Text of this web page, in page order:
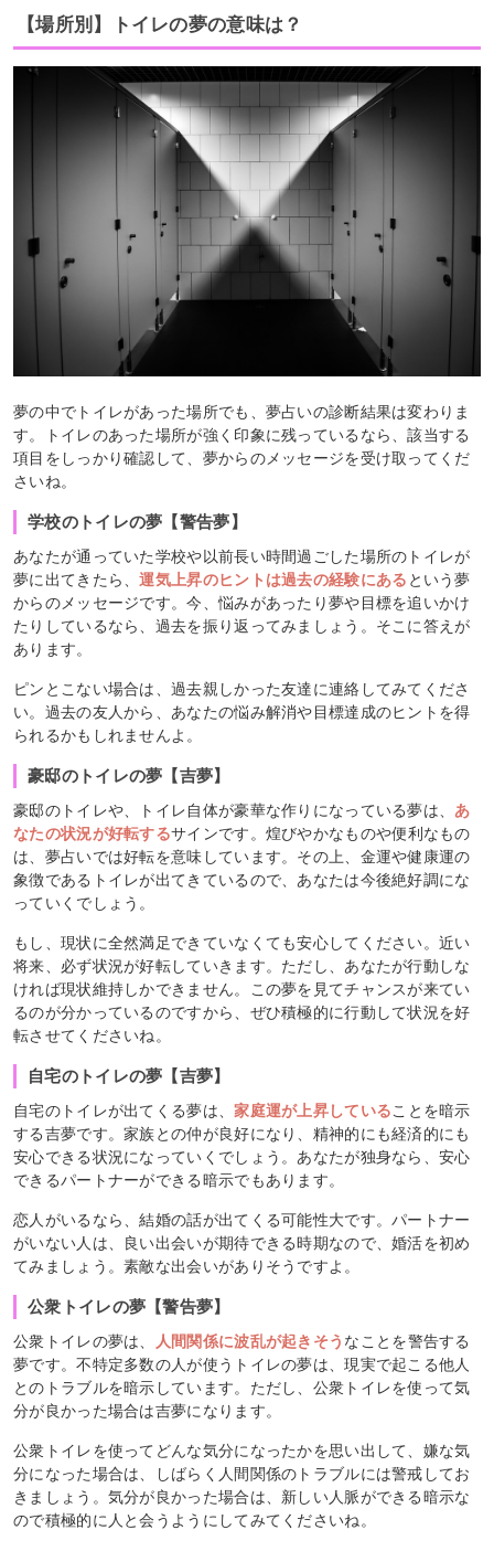
【場所別】トイレの夢の意味は？
夢の中でトイレがあった場所でも、夢占いの診断結果は変わりま
す。トイレのあった場所が強く印象に残っているなら、該当する
項目をしっかり確認して、夢からのメッセージを受け取ってくだ
さいね。
学校のトイレの夢【警告夢】
あなたが通っていた学校や以前長い時間過ごした場所のトイレが
夢に出てきたら、運気上昇のヒントは過去の経験にある という夢
からのメッセージです。今、悩みがあったり夢や目標を追いかけ
たりしているなら、過去を振り返ってみましょう。そこに答えが
あります。
ピンとこない場合は、過去親しかった友達に連絡してみてくださ
い。過去の友人から、あなたの悩み解消や目標達成のヒントを得
られるかもしれませんよ。
豪邸のトイレの夢【吉夢】
豪邸のトイレや、トイレ自体が豪華な作りになっている夢は、あ
なたの状況が好転するサインです。煌びやかなものや便利なもの
は、夢占いでは好転を意味しています。その上、金運や健康運の
象徴であるトイレが出てきているので、あなたは今後絶好調にな
っていくでしょう。
もし、現状に全然満足できていなくても安心してください。近い
将来、必ず状況が好転していきます。ただし、あなたが行動しな
ければ現状維持しかできません。この夢を見てチャンスが来てい
るのが分かっているのですから、ぜひ積極的に行動して状況を好
転させてくださいね。
自宅のトイレの夢【吉夢】
自宅のトイレが出てくる夢は、家庭運が上昇していることを暗示
する吉夢です。家族との仲が良好になり、精神的にも経済的にも
安心できる状況になっていくでしょう。あなたが独身なら、安心
できるパートナーができる暗示でもあります。
恋人がいるなら、結婚の話が出てくる可能性大です。パートナー
がいない人は、良い出会いが期待できる時期なので、婚活を初め
てみましょう。素敵な出会いがありそうですよ。
公衆トイレの夢【警告夢】
公衆トイレの夢は、 人間関係に波乱が起きそう なことを警告する
夢です。不特定多数の人が使うトイレの夢は、現実で起こる他人
とのトラブルを暗示しています。ただし、公衆トイレを使って気
分が良かった場合は吉夢になります。
公衆トイレを使ってどんな気分になったかを思い出して、嫌な気
分になった場合は、しばらく人間関係のトラブルには警戒してお
きましょう。気分が良かった場合は、新しい人脈ができる暗示な
ので積極的に人と会うようにしてみてくださいね。